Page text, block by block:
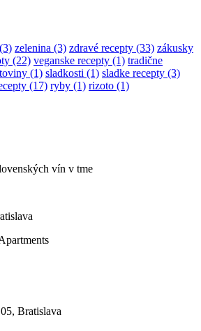
zelenina (3) zdravé recepty (33) zákusky
(22) veganske recepty (1) tradične
(1) sladkosti (1) sladke recepty (3)
(17) ryby (1) rizoto (1)
vín v tme
Bratislava